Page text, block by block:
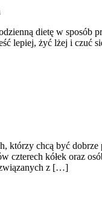
dietę w sposób
lepiej, żyć lżej i czuć
którzy chcą być
czterech kółek oraz
związanych z […]